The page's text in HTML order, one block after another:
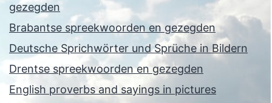
gezegden
Brabantse spreekwoorden en gezegden
Deutsche Sprichwörter und Sprüche in Bildern
Drentse spreekwoorden en gezegden
English proverbs and sayings in pictures